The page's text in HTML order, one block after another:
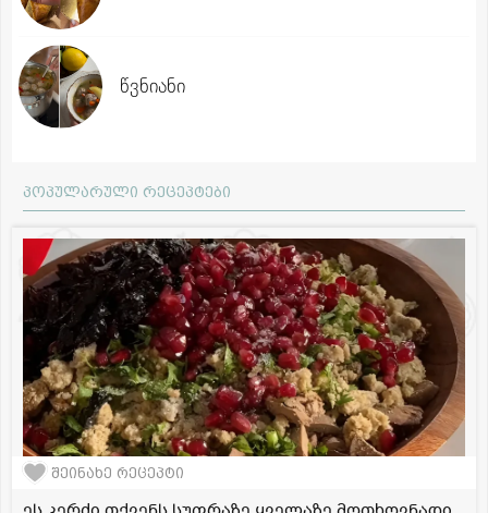
წვნიანი
პოპულარული რეცეპტები
შეინახე რეცეპტი